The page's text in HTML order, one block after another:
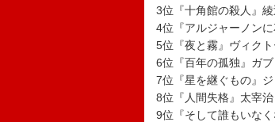
3位『十角館の殺人』綾
4位『アルジャーノン
5位『夜と霧』ヴィク
6位『百年の孤独』ガ
7位『星を継ぐもの』
8位『人間失格』太宰治
9位『そして誰もいな